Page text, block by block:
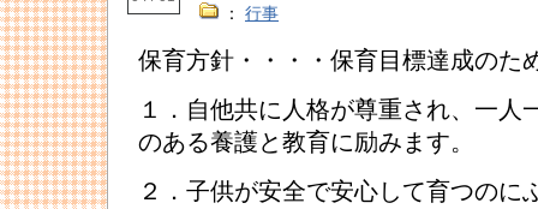
： 行事
保育方針・・・・保育目標達成のた
１．自他共に人格が尊重され、一人
のある養護と教育に励みます。
２．子供が安全で安心して育つのに